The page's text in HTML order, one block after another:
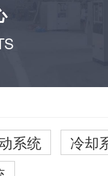
系统
冷却